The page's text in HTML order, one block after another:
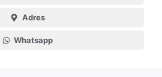
Adres
Whatsapp